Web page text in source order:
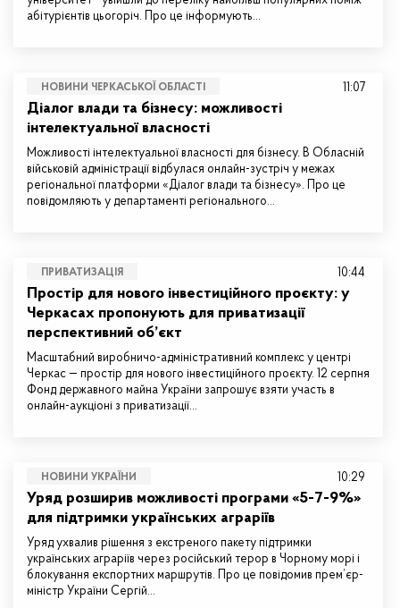
абітурієнтів цьогоріч. Про це інформують…
НОВИНИ ЧЕРКАСЬКОЇ ОБЛАСТІ
Діалог влади та бізнесу: можливості
інтелектуальної власності
Можливості інтелектуальної власності для бізнесу. В Обласній
військовій адміністрації відбулася онлайн-зустріч у межах
регіональної платформи «Діалог влади та бізнесу». Про це
повідомляють у департаменті регіонального…
11:07
ПРИВАТИЗАЦІЯ
Простір для нового інвестиційного проєкту: у
Черкасах пропонують для приватизації
перспективний об’єкт
Масштабний виробничо-адміністративний комплекс у центрі
Черкас — простір для нового інвестиційного проєкту. 12 серпня
Фонд державного майна України запрошує взяти участь в
онлайн-аукціоні з приватизації…
10:44
НОВИНИ УКРАЇНИ
Уряд розширив можливості програми «5-7-9%»
для підтримки українських аграріїв
Уряд ухвалив рішення з екстреного пакету підтримки
українських аграріїв через російський терор в Чорному морі і
блокування експортних маршрутів. Про це повідомив прем’єр-
міністр України Сергій…
10:29